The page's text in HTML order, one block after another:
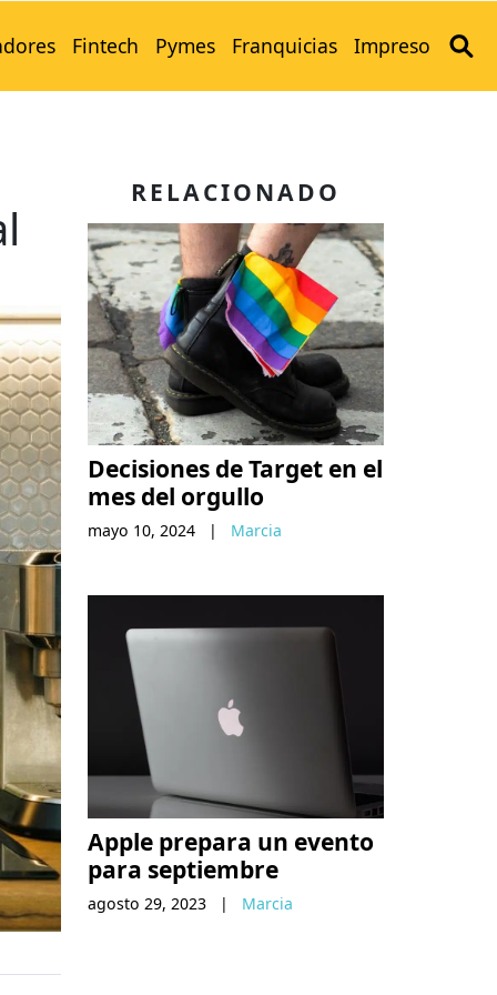
Fintech Pymes Franquicias Impreso
RELACIONADO
Decisiones de Target en el
mes del orgullo
mayo 10, 2024 | Marcia
Apple prepara un evento
para septiembre
agosto 29, 2023 | Marcia